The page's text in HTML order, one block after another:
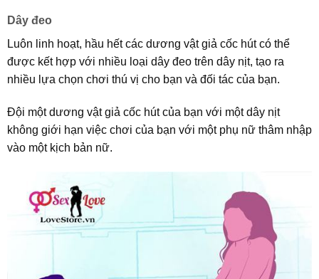
Dây đeo
Luôn linh hoạt, hầu hết các dương vật giả cốc hút có thể
được kết hợp với nhiều loại dây đeo trên dây nịt, tạo ra
nhiều lựa chọn chơi thú vị cho bạn và đối tác của bạn.
Đội một dương vật giả cốc hút của bạn với một dây nịt
không giới hạn việc chơi của bạn với một phụ nữ thâm nhập
vào một kịch bản nữ.